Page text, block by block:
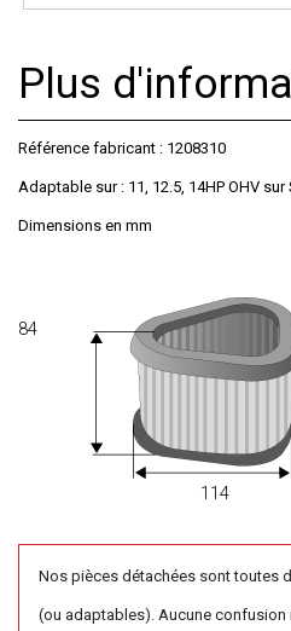
Plus
Référence fabricant : 1208310
Adaptable sur : 11, 12.5, 14HP OHV sur
Dimensions en mm
84
114
Nos pièces détachées sont toutes
(ou adaptables). Aucune